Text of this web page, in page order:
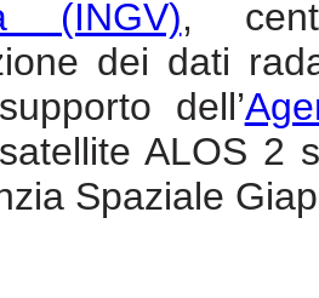
(INGV),
dei dati
dell’
ALOS 2
Spaziale